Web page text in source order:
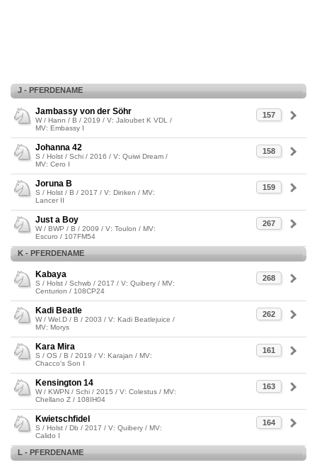
J - PFERDENAME
157
Jambassy von der Söhr
W / Hann / B / 2019 / V: Jaloubet K VDL /
MV: Embassy I
158
Johanna 42
S / Holst / Schi / 2016 / V: Quiwi Dream /
MV: Cero I
159
Joruna B
S / Holst / B / 2017 / V: Dinken / MV:
Lancer II
267
Just a Boy
W / BWP / B / 2009 / V: Toulon / MV:
Escuro / 107FM54
K - PFERDENAME
268
Kabaya
S / Holst / Schwb / 2017 / V: Quibery / MV:
Centurion / 108CP24
262
Kadi Beatle
W / Wel.D / B / 2003 / V: Kadi Beatlejuice /
MV: Morys
161
Kara Mira
S / OS / B / 2019 / V: Karajan / MV:
Chacco's Son I
163
Kensington 14
W / KWPN / Schi / 2015 / V: Colestus / MV:
Chellano Z / 108IH04
164
Kwietschfidel
S / Holst / Db / 2017 / V: Quibery / MV:
Calido I
L - PFERDENAME